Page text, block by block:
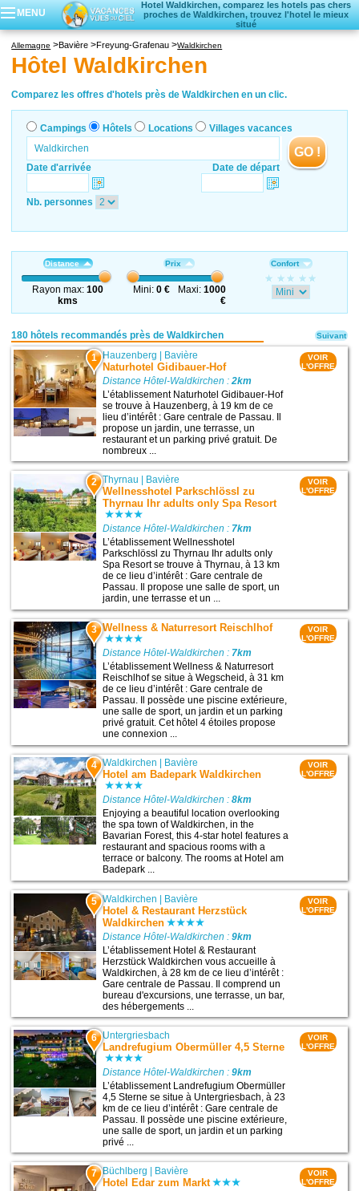
MENU
Hotel Waldkirchen, comparez les hotels pas chers
proches de Waldkirchen, trouvez l'hotel le mieux
situé
Hôtels
Locations vacances
Villages vacances
Allemagne Bavière Freyung-Grafenau Waldkirchen
Hôtel Waldkirchen
Comparez les offres d'hotels près de Waldkirchen en un clic.
Campings Hôtels Locations Villages vacances
Date d'arrivée Date de départ
GO !
Nb. personnes
Distance
Rayon max:100
kms
Prix
Mini: 0 € Maxi:1000
€
Confort
180 hôtels recommandés près de Waldkirchen
1 Hauzenberg | Bavière
Naturhotel Gidibauer-Hof
Distance Hôtel-Waldkirchen :2km
L’établissement Naturhotel Gidibauer-Hof
se trouve à Hauzenberg, à 19 km de ce
lieu d’intérêt : Gare centrale de Passau. Il
propose un jardin, une terrasse, un
restaurant et un parking privé gratuit. De
nombreux ...
VOIR
L'OFFRE
2 Thyrnau Bavière
Wellnesshotel Parkschlössl zu
Thyrnau Ihr adults only Spa Resort
Distance Hôtel-Waldkirchen : 7km
L’établissement Wellnesshotel
Parkschlössl zu Thyrnau Ihr adults only
Spa Resort se trouve à Thyrnau, à 13 km
de ce lieu d’intérêt : Gare centrale de
Passau. Il propose une salle de sport, un
jardin, une terrasse et un ...
VOIR
L'OFFRE
3 Wellness & Naturresort Reischlhof
Distance Hôtel-Waldkirchen : 7km
L’établissement Wellness & Naturresort
Reischlhof se situe à Wegscheid, à 31 km
de ce lieu d’intérêt : Gare centrale de
Passau. Il possède une piscine extérieure,
une salle de sport, un jardin et un parking
privé gratuit. Cet hôtel 4 étoiles propose
une connexion ...
VOIR
L'OFFRE
4 Waldkirchen Bavière
Hotel am Badepark Waldkirchen
Distance Hôtel-Waldkirchen :8km
Enjoying a beautiful location overlooking
the spa town of Waldkirchen, in the
Bavarian Forest, this 4-star hotel features a
restaurant and spacious rooms with a
terrace or balcony. The rooms at Hotel am
Badepark ...
VOIR
L'OFFRE
5 Waldkirchen | Bavière
Hotel & Restaurant Herzstück
Waldkirchen
Distance Hôtel-Waldkirchen :9km
L’établissement Hotel & Restaurant
Herzstück Waldkirchen vous accueille à
Waldkirchen, à 28 km de ce lieu d’intérêt :
Gare centrale de Passau. Il comprend un
bureau d'excursions, une terrasse, un bar,
des hébergements ...
VOIR
L'OFFRE
6 Untergriesbach
Landrefugium Obermüller 4,5 Sterne
Distance Hôtel-Waldkirchen :9km
L’établissement Landrefugium Obermüller
4,5 Sterne se situe à Untergriesbach, à 23
km de ce lieu d’intérêt : Gare centrale de
Passau. Il possède une piscine extérieure,
une salle de sport, un jardin et un parking
privé ...
VOIR
L'OFFRE
7 Büchlberg Bavière
Hotel Edar zum Markt
VOIR
L'OFFRE
Suivant